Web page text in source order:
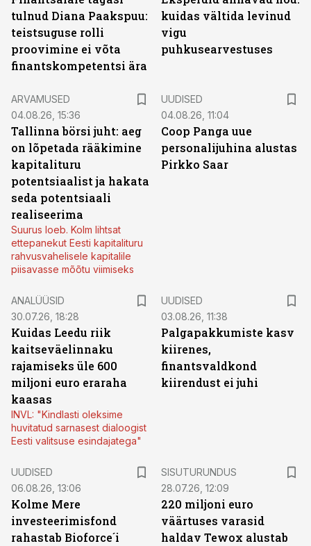
tulnud Diana Paakspuu:
teistsuguse rolli
proovimine ei võta
finantskompetentsi ära
kuidas vältida levinud
vigu
puhkusearvestuses
ARVAMUSED
04.08.26, 15:36
Tallinna börsi juht: aeg
on lõpetada rääkimine
kapitalituru
potentsiaalist ja hakata
seda potentsiaali
realiseerima
Suurus loeb. Kolm lihtsat
ettepanekut Eesti kapitalituru
rahvusvahelisele kapitalile
piisavasse mõõtu viimiseks
UUDISED
04.08.26, 11:04
Coop Panga uue
personalijuhina alustas
Pirkko Saar
ANALÜÜSID
30.07.26, 18:28
Kuidas Leedu riik
kaitseväelinnaku
rajamiseks üle 600
miljoni euro eraraha
kaasas
INVL: "Kindlasti oleksime
huvitatud sarnasest dialoogist
Eesti valitsuse esindajatega"
UUDISED
03.08.26, 11:38
Palgapakkumiste kasv
kiirenes,
finantsvaldkond
kiirendust ei juhi
UUDISED
06.08.26, 13:06
Kolme Mere
investeerimisfond
rahastab Bioforce´i
SISUTURUNDUS
28.07.26, 12:09
220 miljoni euro
väärtuses varasid
haldav Tewox alustab